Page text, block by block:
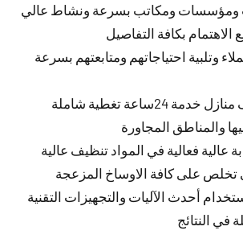
ومكاتب بسرعة ونشاط عالي
الاهتمام بكافة التفاصيل
وتلبية احتياجاتهم ومتابعتهم بسرعة
كما نوفر تنظيف منازل خدمة 24ساعة تغطية شاملة
والمناطق المجاورة
عالية فعالية في المواد تنظيف عالية
على كافة الاوساخ المزعجة
أحدث الآليات والتجهيزات التقنية
في النتائج